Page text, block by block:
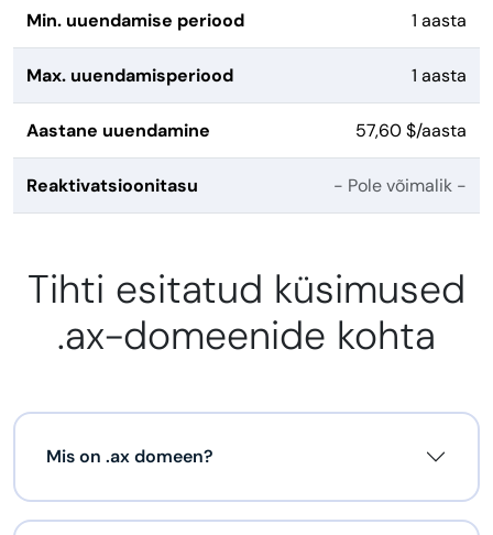
Min. uuendamise periood 1 aasta
Max. uuendamisperiood 1 aasta
Aastane uuendamine 57,60 $/aasta
Reaktivatsioonitasu - Pole võimalik -
Tihti esitatud küsimused
.ax-domeenide kohta
Mis on .ax domeen?